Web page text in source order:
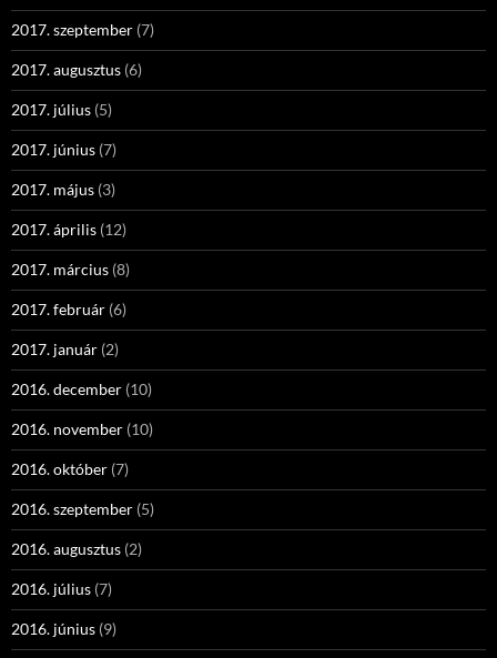
2017. szeptember (7)
2017. augusztus (6)
2017. július (5)
2017. június (7)
2017. május (3)
2017. április (12)
2017. március (8)
2017. február (6)
2017. január (2)
2016. december (10)
2016. november (10)
2016. október (7)
2016. szeptember (5)
2016. augusztus (2)
2016. július (7)
2016. június (9)